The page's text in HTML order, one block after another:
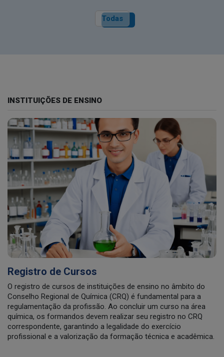
Todas
INSTITUIÇÕES DE ENSINO
Registro de Cursos
O registro de cursos de instituições de ensino no âmbito do
Conselho Regional de Química (CRQ) é fundamental para a
regulamentação da profissão. Ao concluir um curso na área
química, os formandos devem realizar seu registro no CRQ
correspondente, garantindo a legalidade do exercício
profissional e a valorização da formação técnica e acadêmica.